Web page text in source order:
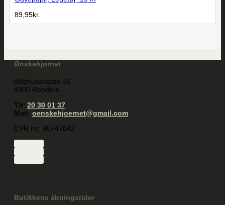
89,95kr.
Ønskehjørnet
Rådhusstræde 15
8900 Randers
Tlf: 20 30 01 37
Mail: oenskehjoernet@gmail.com
CVR nr.: 40747842
Butikkens åbningstider